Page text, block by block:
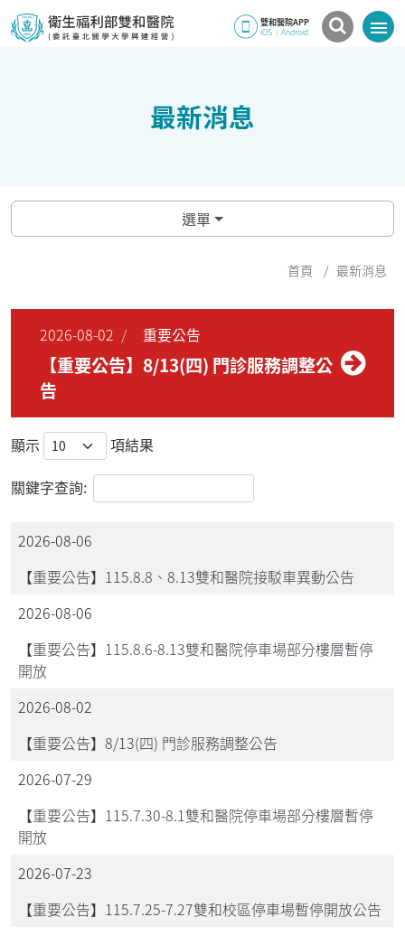
雙和醫院APP
iOS Android
最新消息
選單
首頁 最新消息
2026-08-02 重要公告
【重要公告】8/13(四) 門診服務調整公
告
顯示
項結果
關鍵字查詢:
2026-08-06
【重要公告】115.8.8、8.13雙和醫院接駁車異動公告
2026-08-06
【重要公告】115.8.6-8.13雙和醫院停車場部分樓層暫停
開放
2026-08-02
【重要公告】8/13(四) 門診服務調整公告
2026-07-29
【重要公告】115.7.30-8.1雙和醫院停車場部分樓層暫停
開放
2026-07-23
【重要公告】115.7.25-7.27雙和校區停車場暫停開放公告